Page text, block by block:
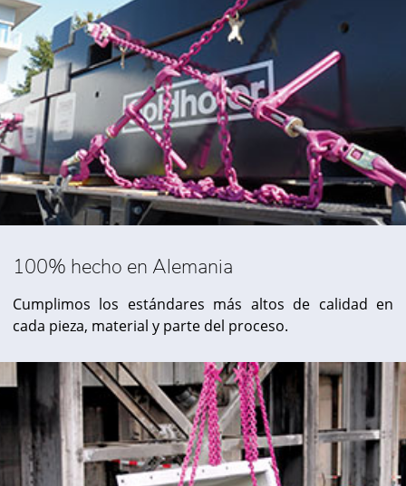
100% hecho en Alemania
Cumplimos los estándares más altos de calidad en
cada pieza, material y parte del proceso.